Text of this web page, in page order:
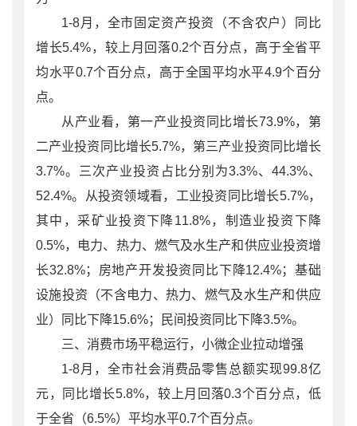
1-8月，全市固定资产投资（不含农户）同比
增长5.4%，较上月回落0.2个百分点，高于全省平
均水平0.7个百分点，高于全国平均水平4.9个百分
点。
从产业看，第一产业投资同比增长73.9%，第
二产业投资同比增长5.7%，第三产业投资同比增长
3.7%。三次产业投资占比分别为3.3%、44.3%、
52.4%。从投资领域看，工业投资同比增长5.7%，
其中，采矿业投资下降11.8%，制造业投资下降
0.5%，电力、热力、燃气及水生产和供应业投资增
长32.8%；房地产开发投资同比下降12.4%；基础
设施投资（不含电力、热力、燃气及水生产和供应
业）同比下降15.6%；民间投资同比下降3.5%。
三、消费市场平稳运行，小微企业拉动增强
1-8月，全市社会消费品零售总额实现99.8亿
元，同比增长5.8%，较上月回落0.3个百分点，低
于全省（6.5%）平均水平0.7个百分点。